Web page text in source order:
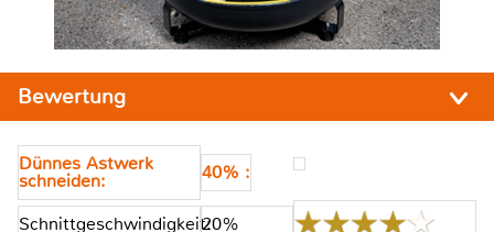
Bewertung
Dünnes Astwerk
schneiden: 40% :
Schnittgeschwindigkeit:20%